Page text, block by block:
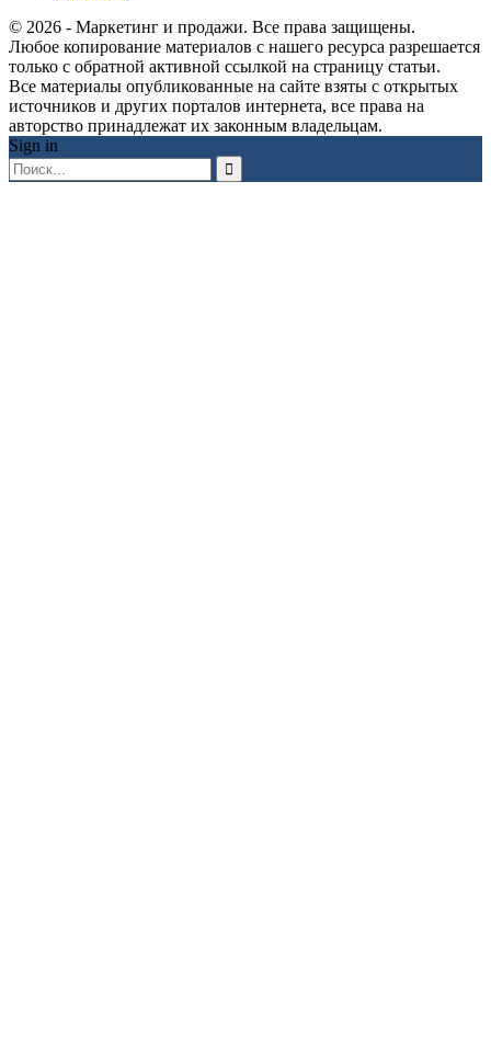
© 2026 - Маркетинг и продажи. Все права защищены.
Любое копирование материалов с нашего ресурса разрешается
только с обратной активной ссылкой на страницу статьи.
Все материалы опубликованные на сайте взяты с открытых
источников и других порталов интернета, все права на
авторство принадлежат их законным владельцам.
Sign in